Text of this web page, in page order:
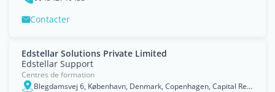
Contacter
Edstellar Solutions Private Limited
Edstellar Support
Centres de formation
Blegdamsvej 6, København, Denmark, Copenhagen, Capital Region